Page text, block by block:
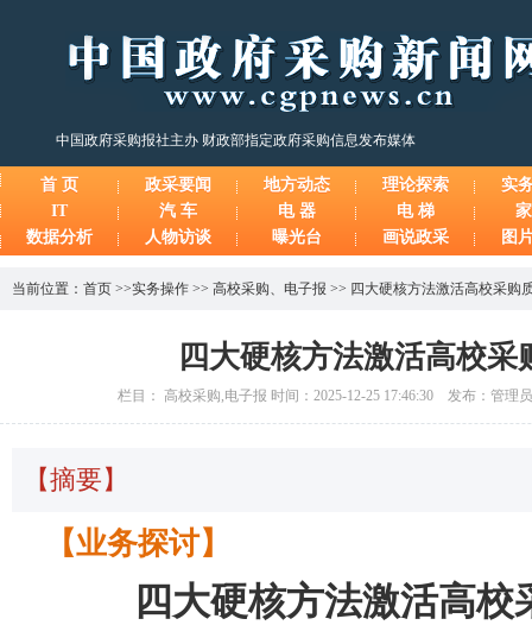
中国政府采购报社主办 财政部指定政府采购信息发布媒体
首 页 政采要闻 地方动态 理论探索
实
IT
汽 车 电 器 电 梯
数据分析
人物访谈 曝光台 画说政采 图
当前位置： 首页 >>实务操作 >> 高校采购、 电子报 >> 四大硬核方法激活高校采购
四大硬核方法激活高校采
栏目： 高校采购,电子报 时间：2025-12-25 17:46:30 发布：管理
【摘要】
【业务探讨】
四大硬核方法激活高校